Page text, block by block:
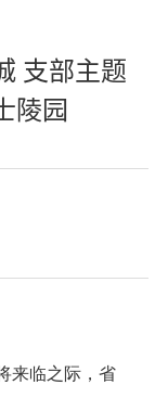
支部主题
陵园
来临之际，省